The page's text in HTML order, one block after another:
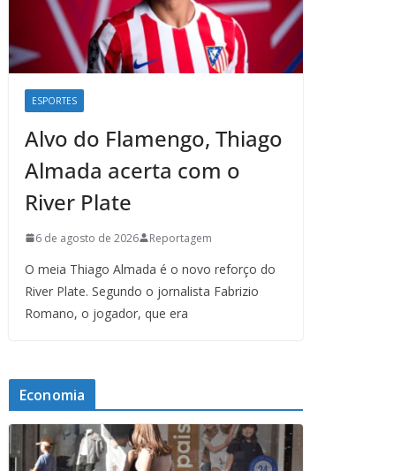
ESPORTES
Alvo do Flamengo, Thiago
Almada acerta com o
River Plate
6 de agosto de 2026 Reportagem
O meia Thiago Almada é o novo reforço do
River Plate. Segundo o jornalista Fabrizio
Romano, o jogador, que era
Economia